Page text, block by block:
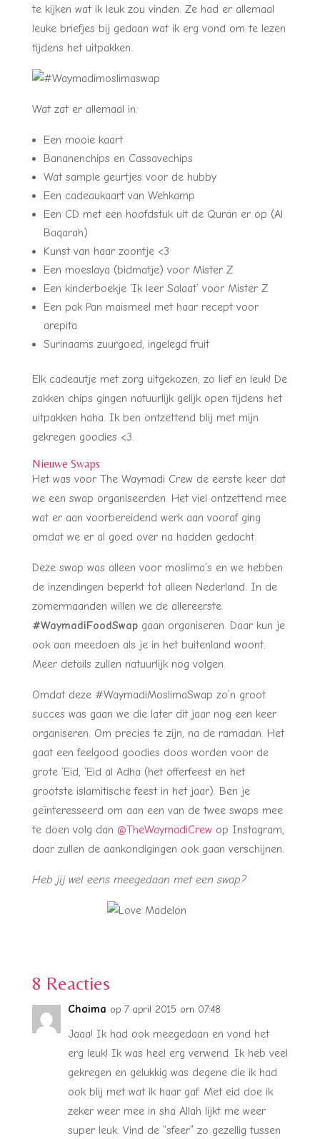
te kijken wat ik leuk zou vinden. Ze had er allemaal
leuke briefjes bij gedaan wat ik erg vond om te lezen
tijdens het uitpakken.
Wat zat er allemaal in:
Een mooie kaart
Bananenchips en Cassavechips
Wat sample geurtjes voor de hubby
Een cadeaukaart van Wehkamp
Een CD met een hoofdstuk uit de Quran er op (Al
Baqarah)
Kunst van haar zoontje <3
Een moeslaya (bidmatje) voor Mister Z
Een kinderboekje ‘Ik leer Salaat’ voor Mister Z
Een pak Pan maismeel met haar recept voor
arepita
Surinaams zuurgoed, ingelegd fruit
Elk cadeautje met zorg uitgekozen, zo lief en leuk! De
zakken chips gingen natuurlijk gelijk open tijdens het
uitpakken haha. Ik ben ontzettend blij met mijn
gekregen goodies <3.
Nieuwe Swaps
Het was voor The Waymadi Crew de eerste keer dat
we een swap organiseerden. Het viel ontzettend mee
wat er aan voorbereidend werk aan vooraf ging
omdat we er al goed over na hadden gedacht.
Deze swap was alleen voor moslima’s en we hebben
de inzendingen beperkt tot alleen Nederland. In de
zomermaanden willen we de allereerste
#WaymadiFoodSwapgaan organiseren. Daar kun je
ook aan meedoen als je in het buitenland woont.
Meer details zullen natuurlijk nog volgen.
Omdat deze #WaymadiMoslimaSwap zo’n groot
succes was gaan we die later dit jaar nog een keer
organiseren. Om precies te zijn, na de ramadan. Het
gaat een feelgood goodies doos worden voor de
grote ‘Eid, ‘Eid al Adha (het offerfeest en het
grootste islamitische feest in het jaar). Ben je
geïnteresseerd om aan een van de twee swaps mee
te doen volg dan @TheWaymadiCrewop Instagram,
daar zullen de aankondigingen ook gaan verschijnen.
Heb jij wel eens meegedaan met een swap?
8 Reacties
Chaima op 7 april 2015 om 07:48
Jaaa! Ik had ook meegedaan en vond het
erg leuk! Ik was heel erg verwend. Ik heb veel
gekregen en gelukkig was degene die ik had
ook blij met wat ik haar gaf. Met eid doe ik
zeker weer mee in sha Allah lijkt me weer
super leuk. Vind de “sfeer” zo gezellig tussen